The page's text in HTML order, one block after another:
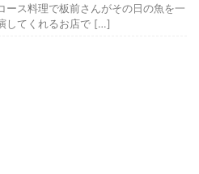
ース料理で板前さんがその日の魚を一
してくれるお店で […]